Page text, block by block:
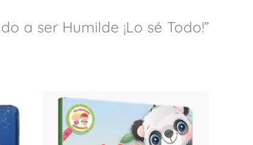
a ser Humilde ¡Lo sé Todo!”